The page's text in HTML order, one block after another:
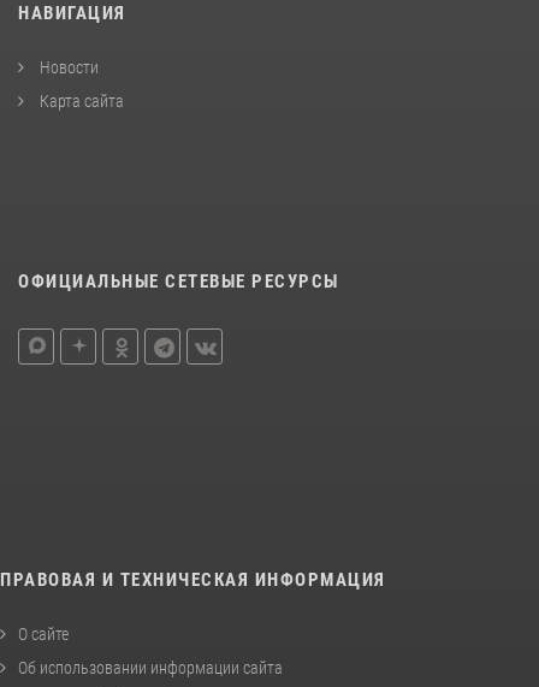
НАВИГАЦИЯ
Новости
Карта сайта
ОФИЦИАЛЬНЫЕ СЕТЕВЫЕ РЕСУРСЫ
ПРАВОВАЯ И ТЕХНИЧЕСКАЯ ИНФОРМАЦИЯ
О сайте
Об использовании информации сайта